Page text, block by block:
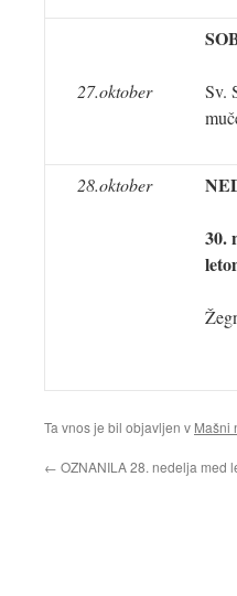
27.oktober
Sv.
28.oktober
30.
Ta vnos je bil objavljen v Mašni
← OZNANILA 28. nedelja med